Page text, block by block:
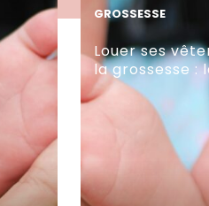
GROSSESSE
Louer ses
la grossesse :